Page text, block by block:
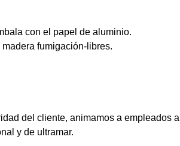
con el papel de aluminio.
fumigación-libres.
del cliente, animamos a empleados
y de ultramar.